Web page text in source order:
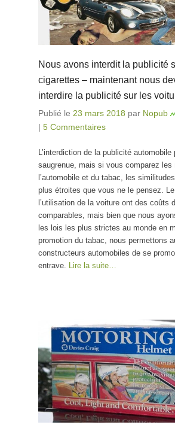
Nous avons interdit la publicité
cigarettes – maintenant nous
interdire la publicité sur les
Publié le 23 mars 2018 par Nopub
| 5 Commentaires
L’interdiction de la publicité automobile
saugrenue, mais si vous comparez les
l’automobile et du tabac, les
plus étroites que vous ne le pensez.
l’utilisation de la voiture ont des coûts
comparables, mais bien que nous
les lois les plus strictes au monde en
promotion du tabac, nous permettons
constructeurs automobiles de se
entrave. Lire la suite…